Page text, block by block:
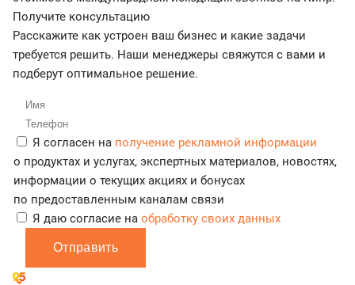
Получите консультацию
Расскажите как устроен ваш бизнес и какие задачи
требуется решить. Наши менеджеры свяжутся с вами и
подберут оптимальное решение.
Я согласен на получение рекламной информации
о продуктах и услугах, экспертных материалов, новостях,
информации о текущих акциях и бонусах
по предоставленным каналам связи
Я даю согласие на обработку своих данных
Отправить